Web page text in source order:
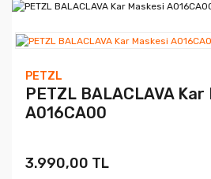
PETZL
PETZL BALACLAVA Kar
A016CA00
3.990,00 TL